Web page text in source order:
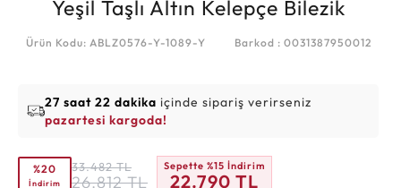
Yeşil Taşlı Altın Kelepçe Bilezik
Ürün Kodu: ABLZ0576-Y-1089-Y Barkod : 0031387950012
27 saat 22 dakika içinde sipariş verirseniz
pazartesi kargoda!
%20
İndirim
33.482 TL
26.812 TL
Sepette %15 İndirim
22.790 TL